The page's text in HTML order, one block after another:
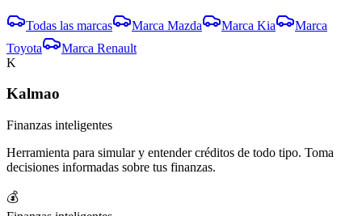
Todas las marcas Marca Mazda Marca Kia
Marca
Toyota
Marca Renault
K
Kalmao
Finanzas inteligentes
Herramienta para simular y entender créditos de todo tipo. Toma
decisiones informadas sobre tus finanzas.
💰